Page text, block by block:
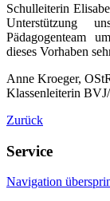
Schulleiterin
Unterstützung
Pädagogenteam
dieses Vorhaben
Anne Kroeger,
Klassenleiterin
Zurück
Service
Navigation